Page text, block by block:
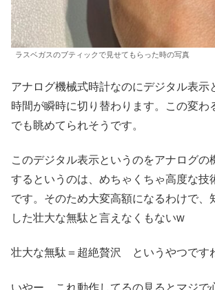
ラスベガスのブティックで見せてもらった時の写真
アナログ機械式時計なのにデジタル表示
時間が瞬時に切り替わります。この変わ
でも眺めてられそうです。
このデジタル表示というのをアナログの
するというのは、めちゃくちゃ高度な技
です。そのため大変高額になるわけで、
した壮大な無駄と言えなくもないw
壮大な無駄＝超絶贅沢 というやつです
いやー、これ動作してるの見るとマジで